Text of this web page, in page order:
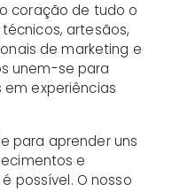
coração de tudo o
artesãos,
de marketing e
unem-se para
experiências
para aprender uns
e
possível. O nosso